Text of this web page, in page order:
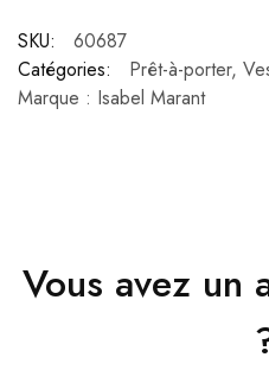
SKU:
60687
Catégories:
Prêt-à-porter,
Marque : Isabel Marant
Vous avez un